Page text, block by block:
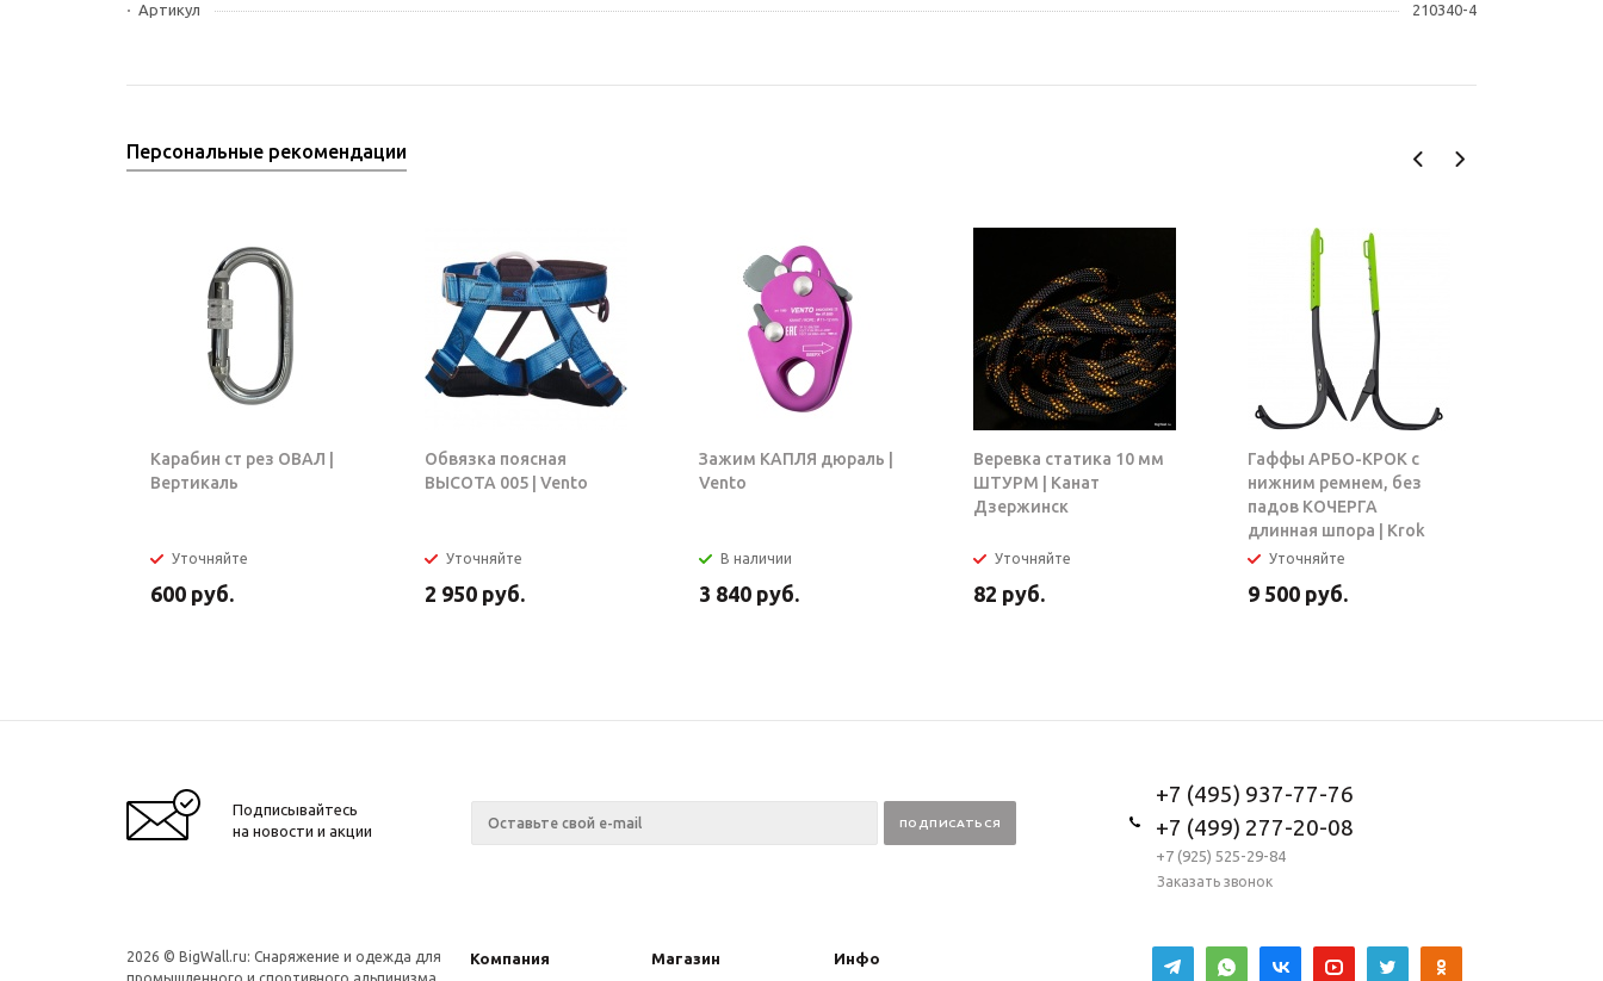
Артикул
210340-4
Персональные рекомендации
Карабин ст рез ОВАЛ |
Вертикаль
Уточняйте
600 руб.
Обвязка поясная
ВЫСОТА 005 | Vento
Уточняйте
2 950 руб.
Зажим КАПЛЯ дюраль |
Vento
В наличии
3 840 руб.
Веревка статика 10 мм
ШТУРМ | Канат
Дзержинск
Уточняйте
82 руб.
Гаффы АРБО-КРОК с
нижним ремнем, без
падов КОЧЕРГА
длинная шпора | Krok
Уточняйте
9 500 руб.
Подписывайтесь
на новости и акции
+7 (495) 937-77-76
+7 (499) 277-20-08
+7 (925) 525-29-84
Заказать звонок
2026 © BigWall.ru: Снаряжение и одежда для
Компания Магазин Инфо